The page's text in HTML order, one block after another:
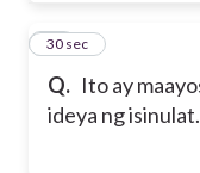
Q. Ito ay
ideya ng isinulat.
17
30 sec